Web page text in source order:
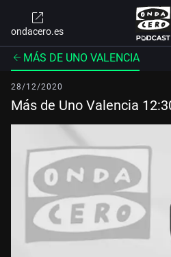
ondacero.es
MÁS DE UNO VALENCIA
28/12/2020
Más de Uno Valencia